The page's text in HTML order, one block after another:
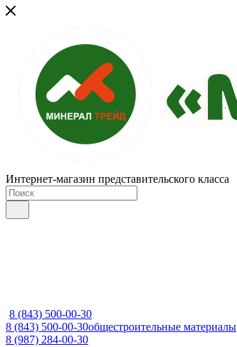
Интернет-магазин представительского класса
8 (843) 500-00-30
8 (843) 500-00-30общестроительные материалы
8 (987) 284-00-30